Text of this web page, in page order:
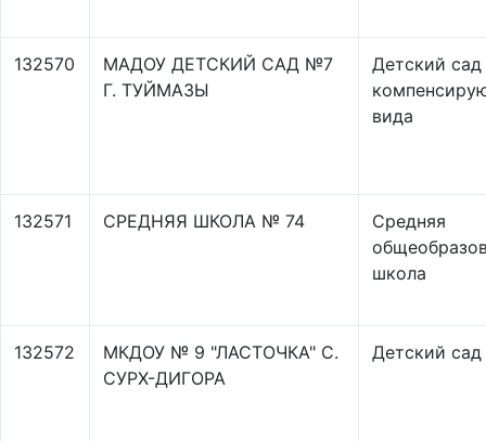
132570
МАДОУ ДЕТСКИЙ САД №7
Г. ТУЙМАЗЫ
Детский сад
вида
132571 СРЕДНЯЯ ШКОЛА № 74
Средняя
школа
132572
МКДОУ № 9 "ЛАСТОЧКА" С.
СУРХ-ДИГОРА
Детский сад